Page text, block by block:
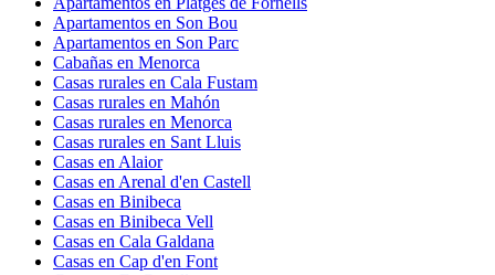
Apartamentos en Son Bou
Apartamentos en Son Parc
Cabañas en Menorca
Casas rurales en Cala Fustam
Casas rurales en Mahón
Casas rurales en Menorca
Casas rurales en Sant Lluis
Casas en Alaior
Casas en Arenal d'en Castell
Casas en Binibeca
Casas en Binibeca Vell
Casas en Cala Galdana
Casas en Cap d'en Font